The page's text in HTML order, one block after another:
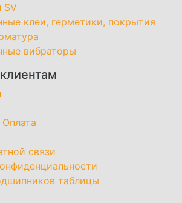
SV
клеи, герметики, покрытия
вибраторы
связи
таблицы